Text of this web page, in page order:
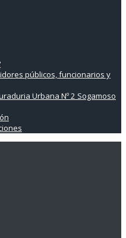
públicos, funcionarios y
Urbana Nº 2 Sogamoso